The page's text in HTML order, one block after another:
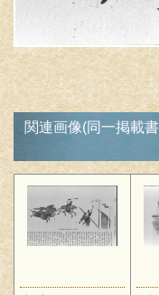
関連画像(同一掲載